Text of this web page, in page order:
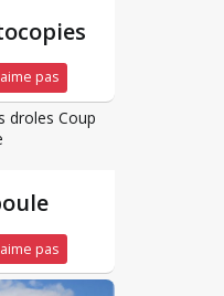
pas
pas